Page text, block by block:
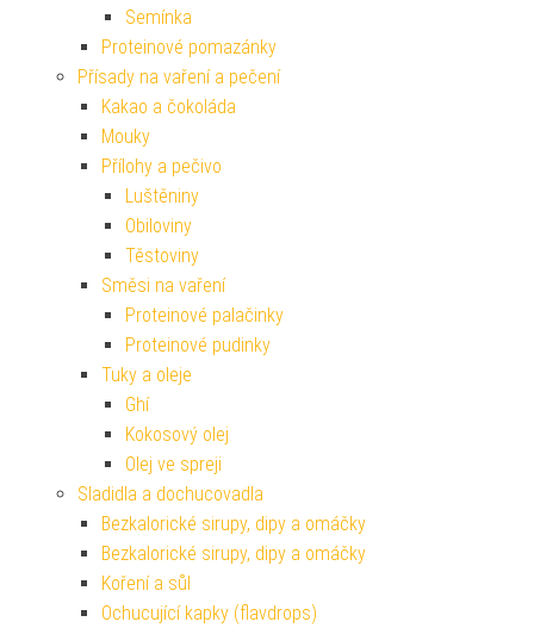
Semínka
Proteinové pomazánky
Přísady na vaření a pečení
Kakao a čokoláda
Mouky
Přílohy a pečivo
Luštěniny
Obiloviny
Těstoviny
Směsi na vaření
Proteinové palačinky
Proteinové pudinky
Tuky a oleje
Ghí
Kokosový olej
Olej ve spreji
Sladidla a dochucovadla
Bezkalorické sirupy, dipy a omáčky
Bezkalorické sirupy, dipy a omáčky
Koření a sůl
Ochucující kapky (flavdrops)